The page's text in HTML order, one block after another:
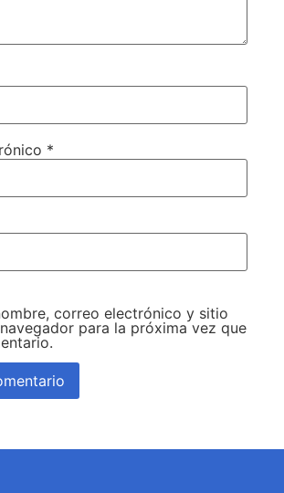
*
correo electrónico y sitio
para la próxima vez que